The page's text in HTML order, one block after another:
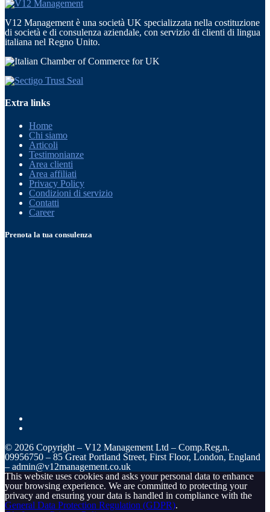
V12 Management è una società UK specializzata nella costituzione
di società e di consulenza aziendale, con servizio di clienti di lingua
italiana nel Regno Unito.
Extra links
Home
Chi siamo
Articoli
Testimonianze
Area clienti
Area affiliati
Privacy Policy
Condizioni di servizio
Contatti
Career
Prenota la tua consulenza
© 2026 Copyright – V12 Management Ltd – Comp.Reg.n.
09956750 – 85 Great Portland Street, First Floor, London, England
– admin@v12management.co.uk
This website uses cookies and asks your personal data to enhance
your browsing experience. We are committed to protecting your
privacy and ensuring your data is handled in compliance with the
General Data Protection Regulation (GDPR).